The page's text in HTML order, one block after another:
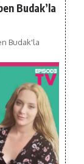
Budak’la
Budak'la